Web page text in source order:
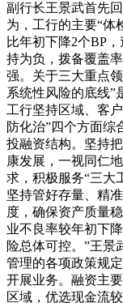
副行长王景武首先
为，工行的主要“体
比年初下降2个BP
持为负，拨备覆盖
强。关于三大重点
系统性风险的底线”
工行坚持区域、客
防化治”四个方面综
投融资结构。坚持
康发展，一视同仁
求，积极服务“三大
坚持管好存量、精
度，确保资产质量
业不良率较年初下
险总体可控。”王景
管理的各项政策规
开展业务。融资主
区域，优选现金流